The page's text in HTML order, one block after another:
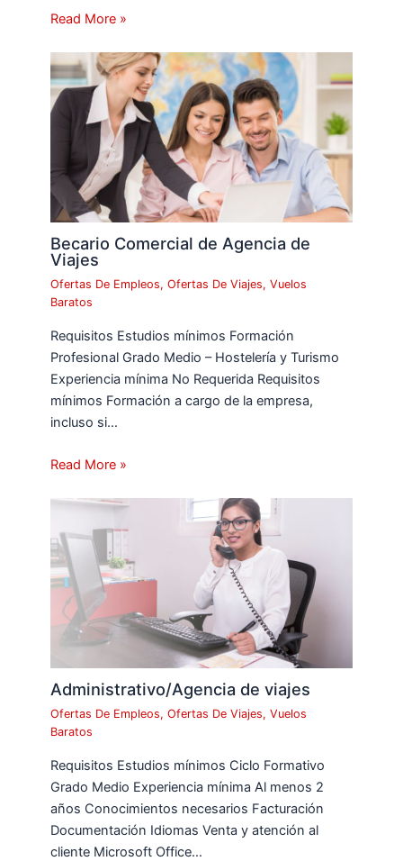
Read More »
Becario Comercial de Agencia de
Viajes
Ofertas De Empleos,Ofertas De Viajes,Vuelos
Baratos
Requisitos Estudios mínimos Formación
Profesional Grado Medio – Hostelería y Turismo
Experiencia mínima No Requerida Requisitos
mínimos Formación a cargo de la empresa,
incluso si…
Read More »
Administrativo/Agencia de viajes
Ofertas De Empleos,Ofertas De Viajes,Vuelos
Baratos
Requisitos Estudios mínimos Ciclo Formativo
Grado Medio Experiencia mínima Al menos 2
años Conocimientos necesarios Facturación
Documentación Idiomas Venta y atención al
cliente Microsoft Office…